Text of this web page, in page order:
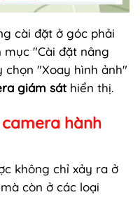
cài đặt ở góc phải
mục "Cài đặt nâng
chọn "Xoay hình ảnh"
giám sáthiển thị.
hành
không chỉ xảy ra ở
còn ở các loại